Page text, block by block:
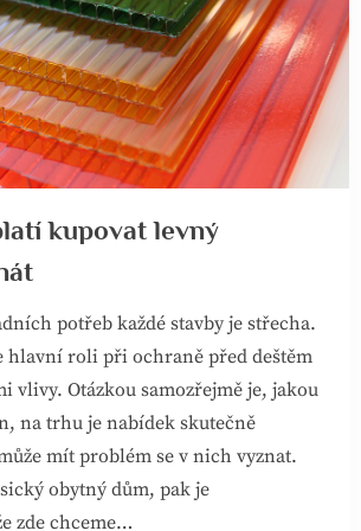
kupovat levný
potřeb každé stavby je střecha.
hlavní roli při ochraně před deštěm
vlivy. Otázkou samozřejmě je, jakou
na trhu je nabídek skutečně
mít problém se v nich vyznat.
obytný dům, pak je
zde chceme…